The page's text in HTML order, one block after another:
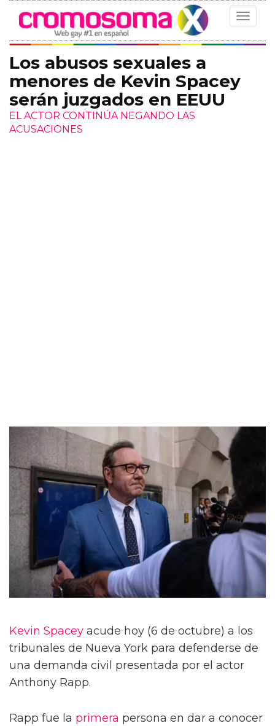
Toggle
Los abusos sexuales a
menores de Kevin Spacey
serán juzgados en EEUU
EL ACTOR CONTINÚA NEGANDO LAS
ACUSACIONES
Kevin Spacey acude hoy (6 de octubre) a los
tribunales de Nueva York para defenderse de
una demanda civil presentada por el actor
Anthony Rapp.
Rapp fue la primera persona en dar a conocer